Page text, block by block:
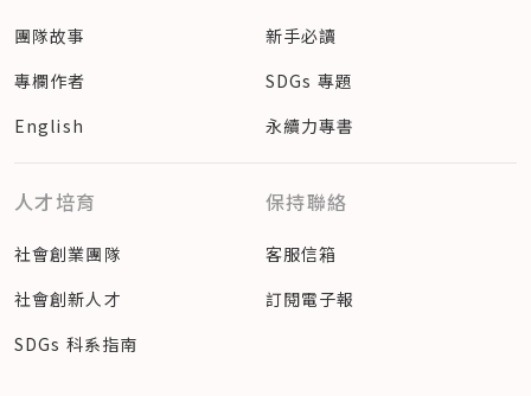
團隊故事
專欄作者
English
新手必讀
SDGs 專題
永續力專書
人才培育
社會創業團隊
社會創新人才
SDGs 科系指南
保持聯絡
客服信箱
訂閱電子報